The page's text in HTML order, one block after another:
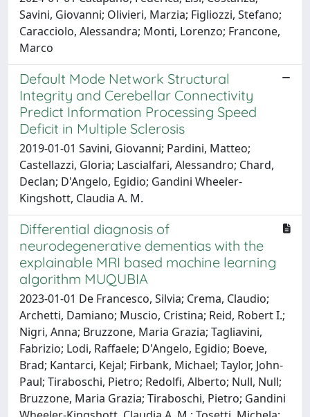
Savini, Giovanni; Olivieri, Marzia; Figliozzi, Stefano;
Caracciolo, Alessandra; Monti, Lorenzo; Francone,
Marco
Default Mode Network Structural
Integrity and Cerebellar Connectivity
Predict Information Processing Speed
Deficit in Multiple Sclerosis
2019-01-01 Savini, Giovanni; Pardini, Matteo;
Castellazzi, Gloria; Lascialfari, Alessandro; Chard,
Declan; D'Angelo, Egidio; Gandini Wheeler-
Kingshott, Claudia A. M.
Differential diagnosis of
neurodegenerative dementias with the
explainable MRI based machine learning
algorithm MUQUBIA
2023-01-01 De Francesco, Silvia; Crema, Claudio;
Archetti, Damiano; Muscio, Cristina; Reid, Robert I.;
Nigri, Anna; Bruzzone, Maria Grazia; Tagliavini,
Fabrizio; Lodi, Raffaele; D'Angelo, Egidio; Boeve,
Brad; Kantarci, Kejal; Firbank, Michael; Taylor, John-
Paul; Tiraboschi, Pietro; Redolfi, Alberto; Null, Null;
Bruzzone, Maria Grazia; Tiraboschi, Pietro; Gandini